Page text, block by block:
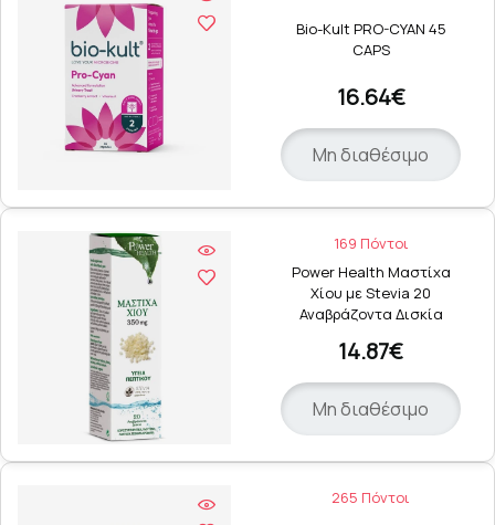
Bio-Kult PRO-CYAN 45
CAPS
16.64€
Μη διαθέσιμο
169 Πόντοι
Power Health Μαστίχα
Χίου με Stevia 20
Αναβράζοντα Δισκία
14.87€
Μη διαθέσιμο
265 Πόντοι